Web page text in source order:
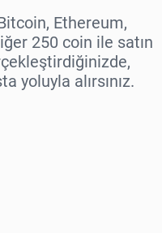
Ethereum,
250 coin ile satın
yoluyla alırsınız.